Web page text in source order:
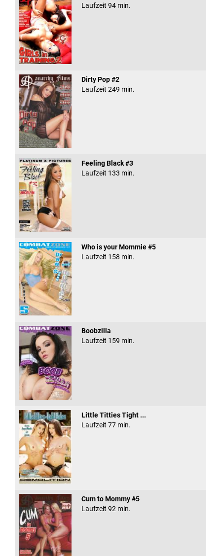
Laufzeit 94 min.
Dirty Pop #2
Laufzeit 249 min.
Feeling Black #3
Laufzeit 133 min.
Who is your Mommie #5
Laufzeit 158 min.
Boobzilla
Laufzeit 159 min.
Little Titties Tight ...
Laufzeit 77 min.
Cum to Mommy #5
Laufzeit 92 min.